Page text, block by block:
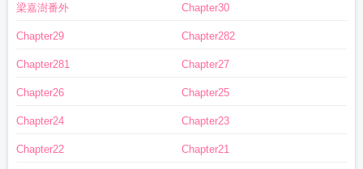
TXT你知我知的秘密在线阅读 我知道你的秘密是什么
费阅读
我知道你的祕密
梁嘉澍番外 Chapter30
Chapter29 Chapter282
Chapter281 Chapter27
Chapter26 Chapter25
Chapter24 Chapter23
Chapter22 Chapter21